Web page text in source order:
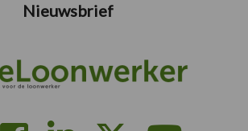
Nieuwsbrief